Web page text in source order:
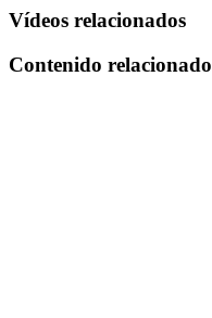
Vídeos relacionados
Contenido relacionado